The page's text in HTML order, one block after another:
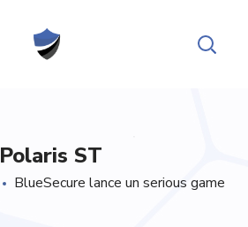
Polaris ST
BlueSecure lance un serious game